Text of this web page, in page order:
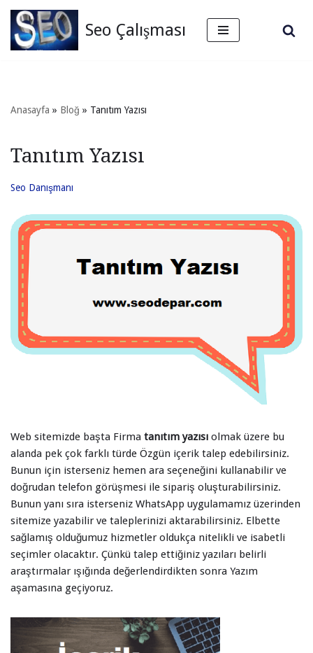
İçeriğe
geç
Seo Çalışması
Anasayfa » Bloğ » Tanıtım Yazısı
Tanıtım Yazısı
Seo Danışmanı
Web sitemizde başta Firma tanıtım yazısı olmak üzere bu
alanda pek çok farklı türde Özgün içerik talep edebilirsiniz.
Bunun için isterseniz hemen ara seçeneğini kullanabilir ve
doğrudan telefon görüşmesi ile sipariş oluşturabilirsiniz.
Bunun yanı sıra isterseniz WhatsApp uygulamamız üzerinden
sitemize yazabilir ve taleplerinizi aktarabilirsiniz. Elbette
sağlamış olduğumuz hizmetler oldukça nitelikli ve isabetli
seçimler olacaktır. Çünkü talep ettiğiniz yazıları belirli
araştırmalar ışığında değerlendirdikten sonra Yazım
aşamasına geçiyoruz.